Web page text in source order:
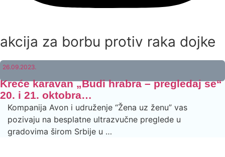
akcija za borbu protiv raka dojke
26.09.2023.
Kreće karavan „Budi hrabra – pregledaj se“
20. i 21. oktobra…
Kompanija Avon i udruženje “Žena uz ženu” vas
pozivaju na besplatne ultrazvučne preglede u
gradovima širom Srbije u …